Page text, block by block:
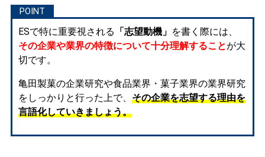
ESで特に重要視される 「志望動機」 を書く際には、
その企業や業界の特徴について十分理解することが大
切です。
亀田製菓の企業研究や食品業界・菓子業界の業界研究
をしっかりと行った上で、 その企業を志望する理由を
言語化していきましょう。